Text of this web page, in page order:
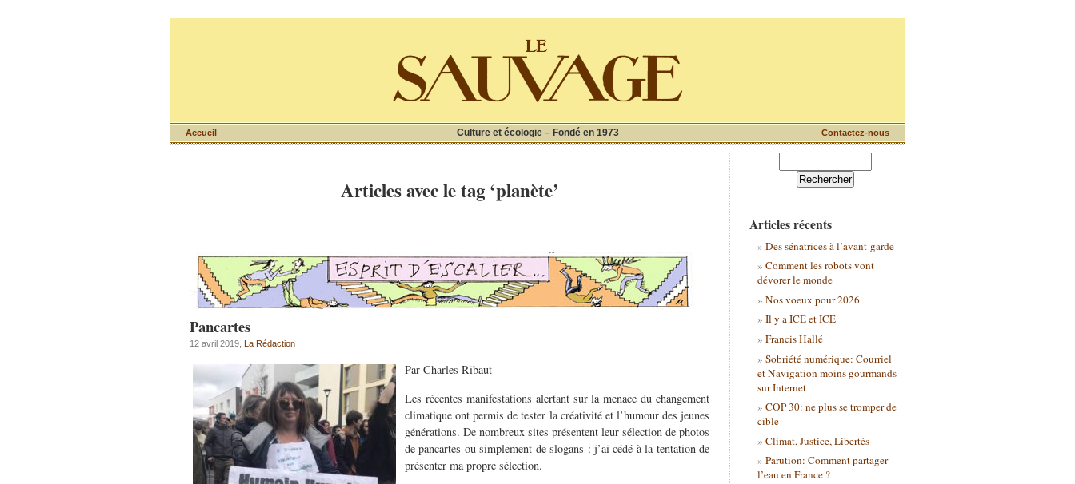
Culture et écologie – Fondé en 1973
Accueil Contactez-nous
Articles avec le tag ‘planète’
Pancartes
12 avril 2019, La Rédaction
Par Charles Ribaut
Les récentes manifestations alertant sur la menace du changement
climatique ont permis de tester la créativité et l’humour des jeunes
générations. De nombreux sites présentent leur sélection de photos
de pancartes ou simplement de slogans : j’ai cédé à la tentation de
présenter ma propre sélection.
Articles récents
Des sénatrices à l’avant-garde
Comment les robots vont
dévorer le monde
Nos voeux pour 2026
Il y a ICE et ICE
Francis Hallé
Sobriété numérique: Courriel
et Navigation moins gourmands
sur Internet
COP 30: ne plus se tromper de
cible
Climat, Justice, Libertés
Parution: Comment partager
l’eau en France ?